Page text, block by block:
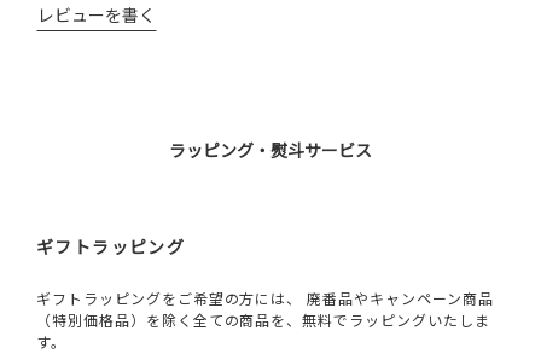
レビューを書く
ラッピング・熨斗サービス
ギフトラッピング
ギフトラッピングをご希望の方には、 廃番品やキャンペーン商品
（特別価格品）を除く全ての商品を、無料でラッピングいたしま
す。